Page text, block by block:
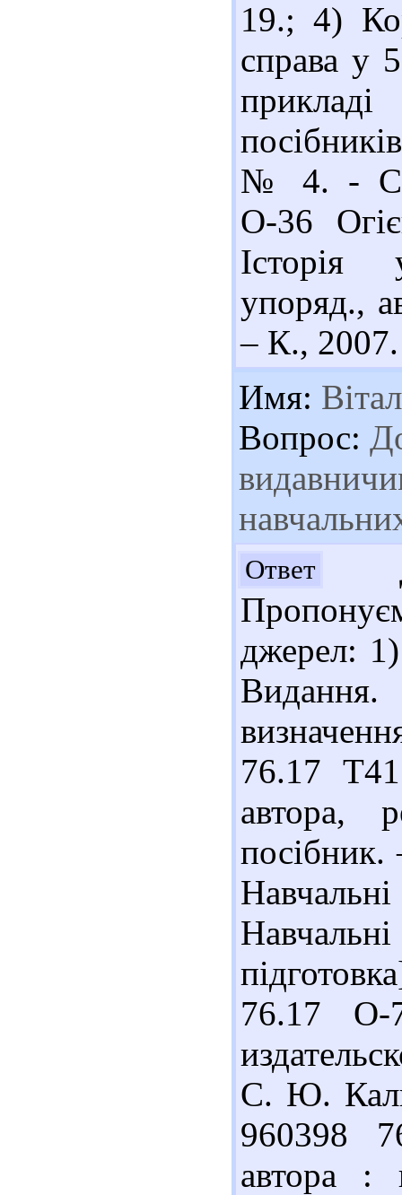
19.; 4)
справа у
№ 4. - С.
О-36
Історія
упоряд.,
– К.,
Имя:
Вопрос:
Ответ
джерел:
76.17
автора,
посібник.
76.17 О-
С. Ю.
960398
автора :